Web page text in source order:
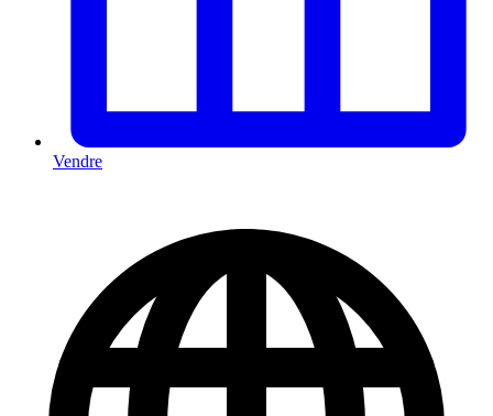
Vendre